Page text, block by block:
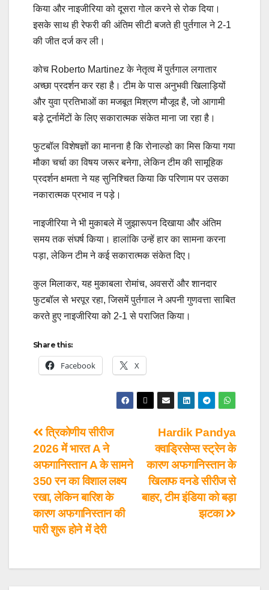
किया और नाइजीरिया को दूसरा गोल करने से रोक दिया।
इसके साथ ही रेफरी की अंतिम सीटी बजते ही पुर्तगाल ने 2-1
की जीत दर्ज कर ली।
कोच Roberto Martinez के नेतृत्व में पुर्तगाल लगातार
अच्छा प्रदर्शन कर रहा है। टीम के पास अनुभवी खिलाड़ियों
और युवा प्रतिभाओं का मजबूत मिश्रण मौजूद है, जो आगामी
बड़े टूर्नामेंटों के लिए सकारात्मक संकेत माना जा रहा है।
फुटबॉल विशेषज्ञों का मानना है कि रोनाल्डो का मिस किया गया
मौका चर्चा का विषय जरूर बनेगा, लेकिन टीम की सामूहिक
प्रदर्शन क्षमता ने यह सुनिश्चित किया कि परिणाम पर उसका
नकारात्मक प्रभाव न पड़े।
नाइजीरिया ने भी मुकाबले में जुझारूपन दिखाया और अंतिम
समय तक संघर्ष किया। हालांकि उन्हें हार का सामना करना
पड़ा, लेकिन टीम ने कई सकारात्मक संकेत दिए।
कुल मिलाकर, यह मुकाबला रोमांच, अवसरों और शानदार
फुटबॉल से भरपूर रहा, जिसमें पुर्तगाल ने अपनी गुणवत्ता साबित
करते हुए नाइजीरिया को 2-1 से पराजित किया।
Share this:
Facebook X
Hardik Pandya
क्वाड्रिसेप्स स्ट्रेन के
कारण अफगानिस्तान के
खिलाफ वनडे सीरीज से
बाहर, टीम इंडिया को बड़ा
झटका
त्रिकोणीय सीरीज
2026 में भारत A ने
अफगानिस्तान A के सामने
350 रन का विशाल लक्ष्य
रखा, लेकिन बारिश के
कारण अफगानिस्तान की
पारी शुरू होने में देरी